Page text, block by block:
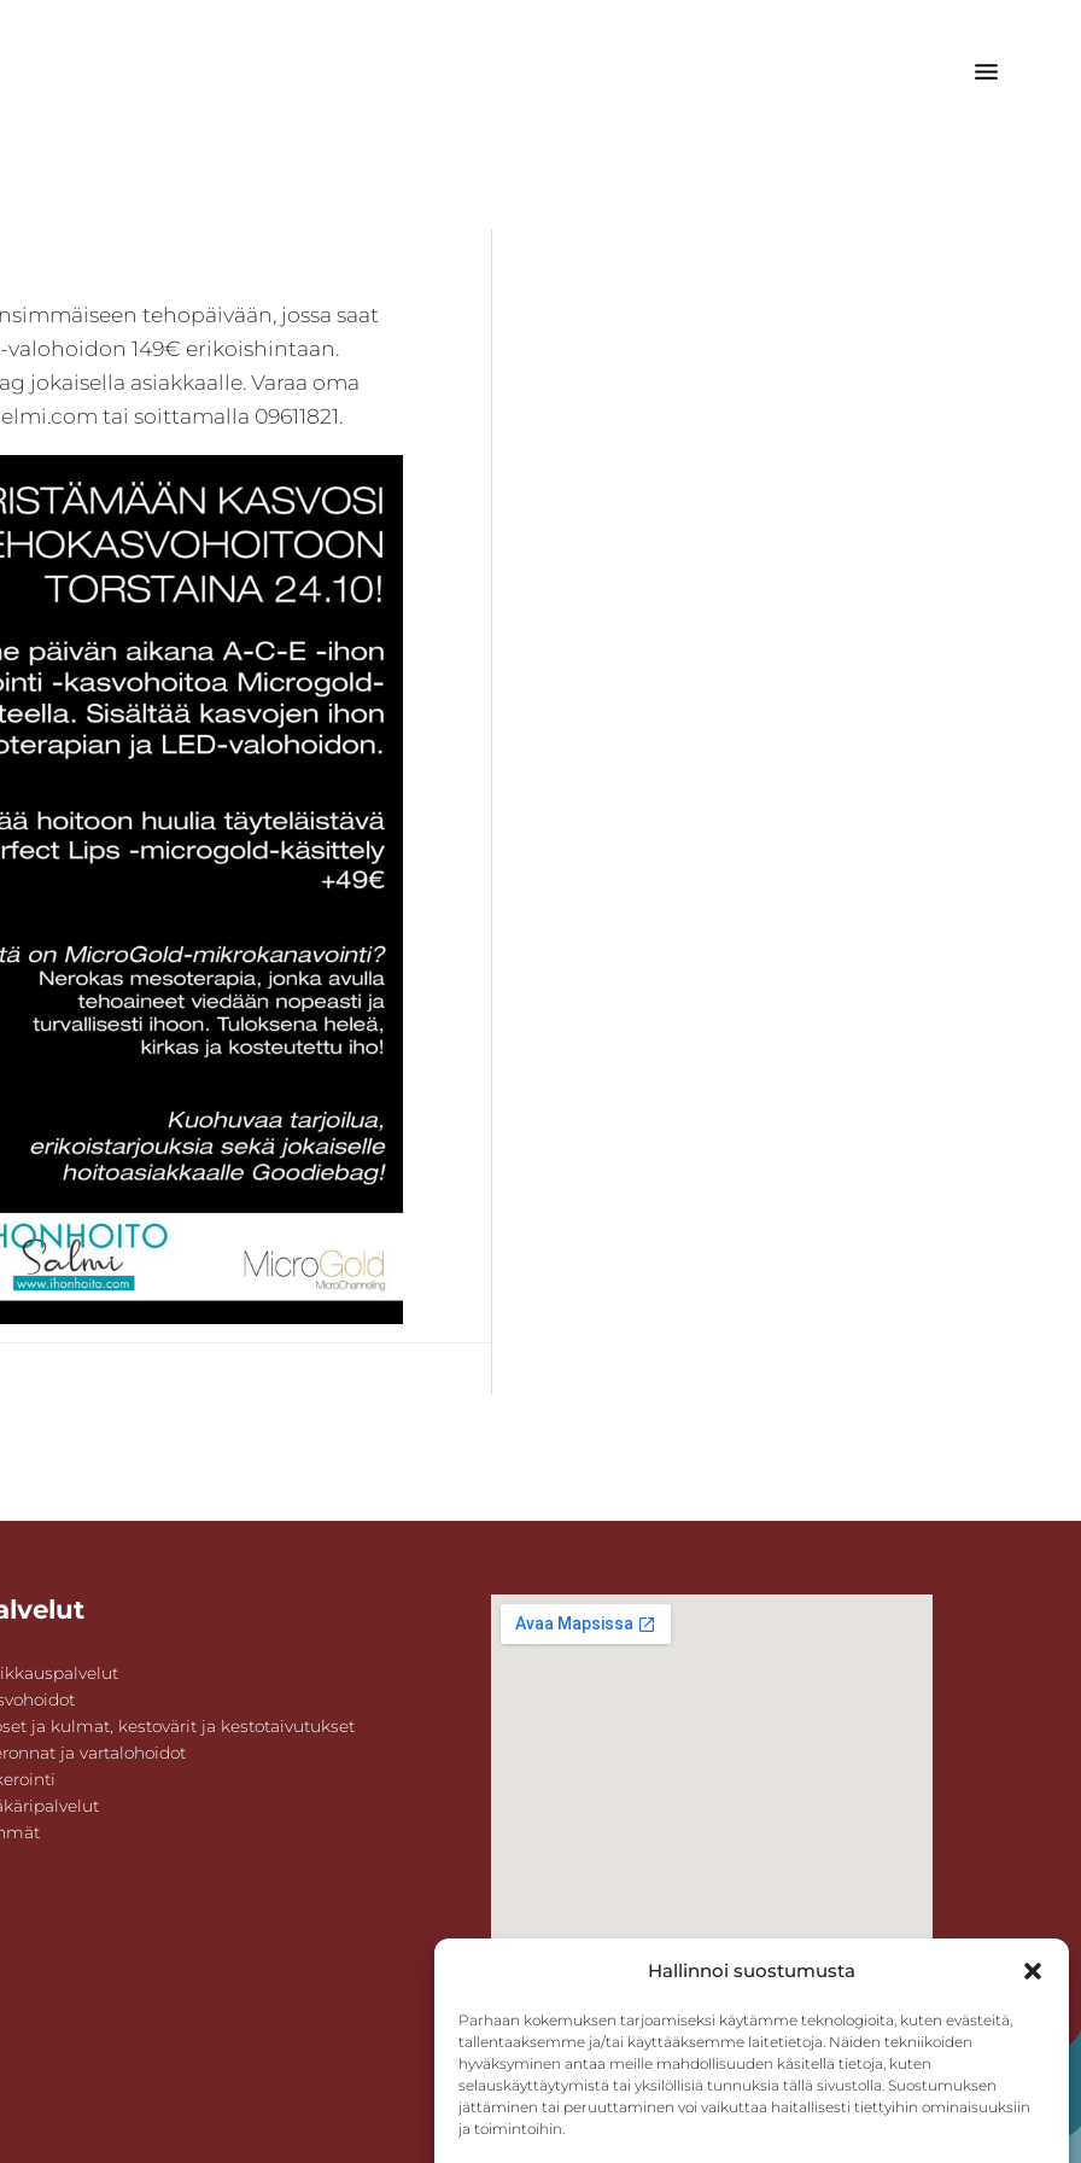
Hallinnoi suostumusta
Parhaan kokemuksen tarjoamiseksi käytämme teknologioita, kuten evästeitä,
tallentaaksemme ja/tai käyttääksemme laitetietoja. Näiden tekniikoiden
hyväksyminen antaa meille mahdollisuuden käsitellä tietoja, kuten
selauskäyttäytymistä tai yksilöllisiä tunnuksia tällä sivustolla. Suostumuksen
jättäminen tai peruuttaminen voi vaikuttaa haitallisesti tiettyihin ominaisuuksiin
ja toimintoihin.
tehopäivään, jossa saat
149€ erikoishintaan.
jokaisella asiakkaalle. Varaa oma
tai soittamalla 09611821.
ja kulmat, kestovärit ja kestotaivutukset
ja vartalohoidot